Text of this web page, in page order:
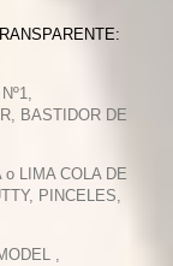
BASTIDOR DE
LIMA COLA DE
PINCELES,
,